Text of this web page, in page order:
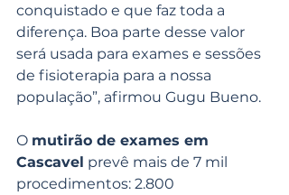
conquistado e que faz toda a
diferença. Boa parte desse valor
será usada para exames e sessões
de fisioterapia para a nossa
população”, afirmou Gugu Bueno.
O mutirão de exames em
Cascavel prevê mais de 7 mil
procedimentos: 2.800